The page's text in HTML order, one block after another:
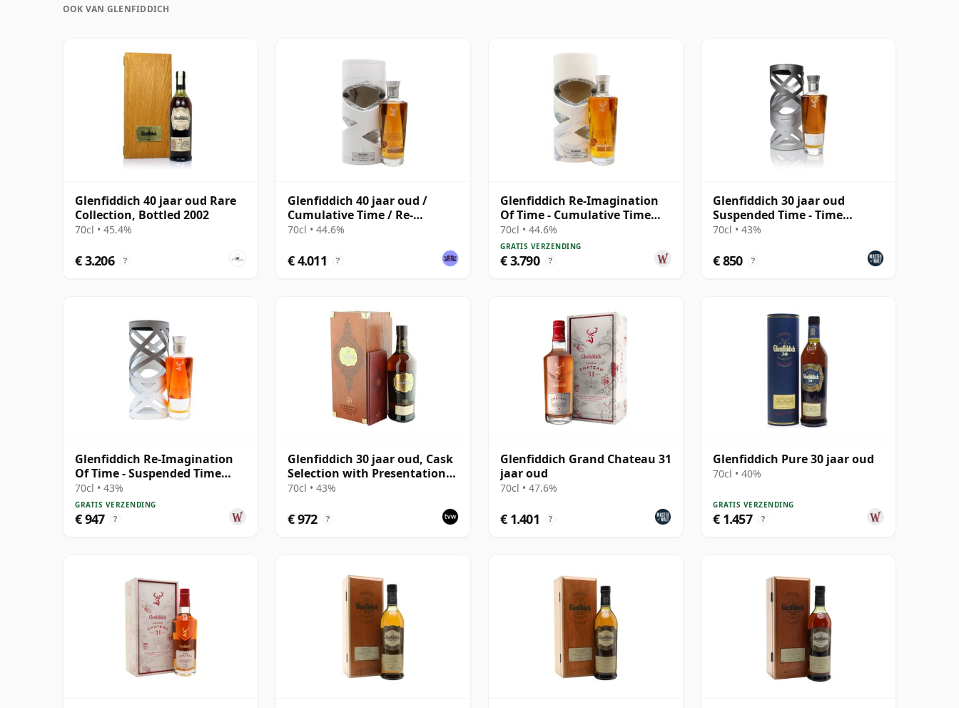
OOK VAN GLENFIDDICH
Glenfiddich 40 jaar oud Rare
Collection, Bottled 2002
70cl • 45.4%
€ 3.206 ?
Glenfiddich 40 jaar oud /
Cumulative Time / Re-
imagined Time Series
70cl • 44.6%
€ 4.011 ?
Glenfiddich Re-Imagination
Of Time - Cumulative Time
Single Ma 40 jaar oud
70cl • 44.6%
GRATIS VERZENDING
€ 3.790 ?
Glenfiddich 30 jaar oud
Suspended Time - Time
Reimagined
70cl • 43%
€ 850 ?
Glenfiddich Re-Imagination
Of Time - Suspended Time
Single Mal 30 jaar oud
70cl • 43%
GRATIS VERZENDING
€ 947 ?
Glenfiddich 30 jaar oud, Cask
Selection with Presentation
Case
70cl • 43%
€ 972 ?
Glenfiddich Grand Chateau 31
jaar oud
70cl • 47.6%
€ 1.401 ?
Glenfiddich Pure 30 jaar oud
70cl • 40%
GRATIS VERZENDING
€ 1.457 ?